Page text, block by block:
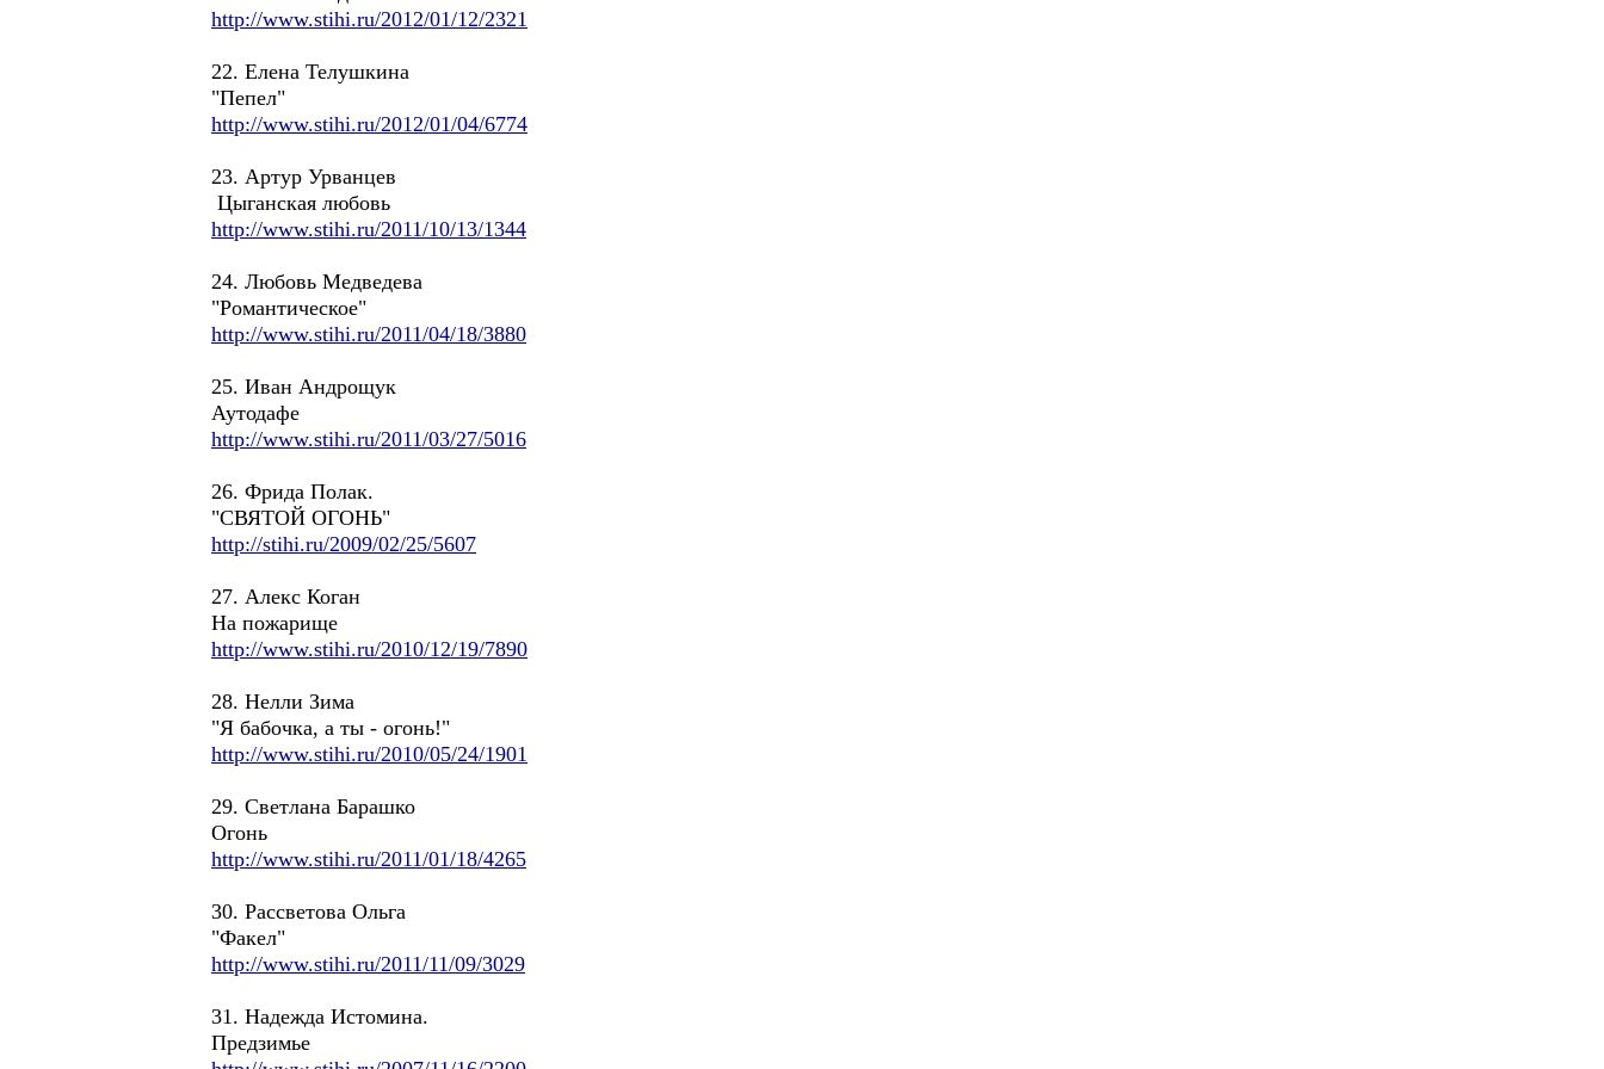
http://www.stihi.ru/2012/01/12/2321
22. Елена Телушкина
"Пепел"
http://www.stihi.ru/2012/01/04/6774
23. Артур Урванцев
Цыганская любовь
http://www.stihi.ru/2011/10/13/1344
24. Любовь Медведева
"Романтическое"
http://www.stihi.ru/2011/04/18/3880
25. Иван Андрощук
Аутодафе
http://www.stihi.ru/2011/03/27/5016
26. Фрида Полак.
"СВЯТОЙ ОГОНЬ"
http://stihi.ru/2009/02/25/5607
27. Алекс Коган
На пожарище
http://www.stihi.ru/2010/12/19/7890
28. Нелли Зима
"Я бабочка, а ты - огонь!"
http://www.stihi.ru/2010/05/24/1901
29. Светлана Барашко
Огонь
http://www.stihi.ru/2011/01/18/4265
30. Рассветова Ольга
"Факел"
http://www.stihi.ru/2011/11/09/3029
31. Надежда Истомина.
Предзимье